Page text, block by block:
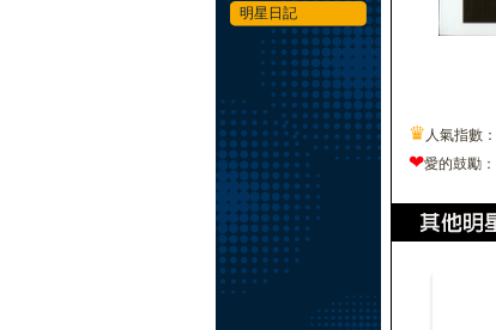
明星日記
♛ 人氣指數：
❤愛的鼓勵：